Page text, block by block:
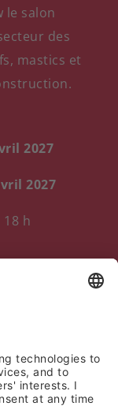
le salon
des
mastics et
2027
2027
h